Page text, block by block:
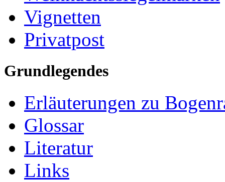
Vignetten
Privatpost
Grundlegendes
Erläuterungen zu
Glossar
Literatur
Links